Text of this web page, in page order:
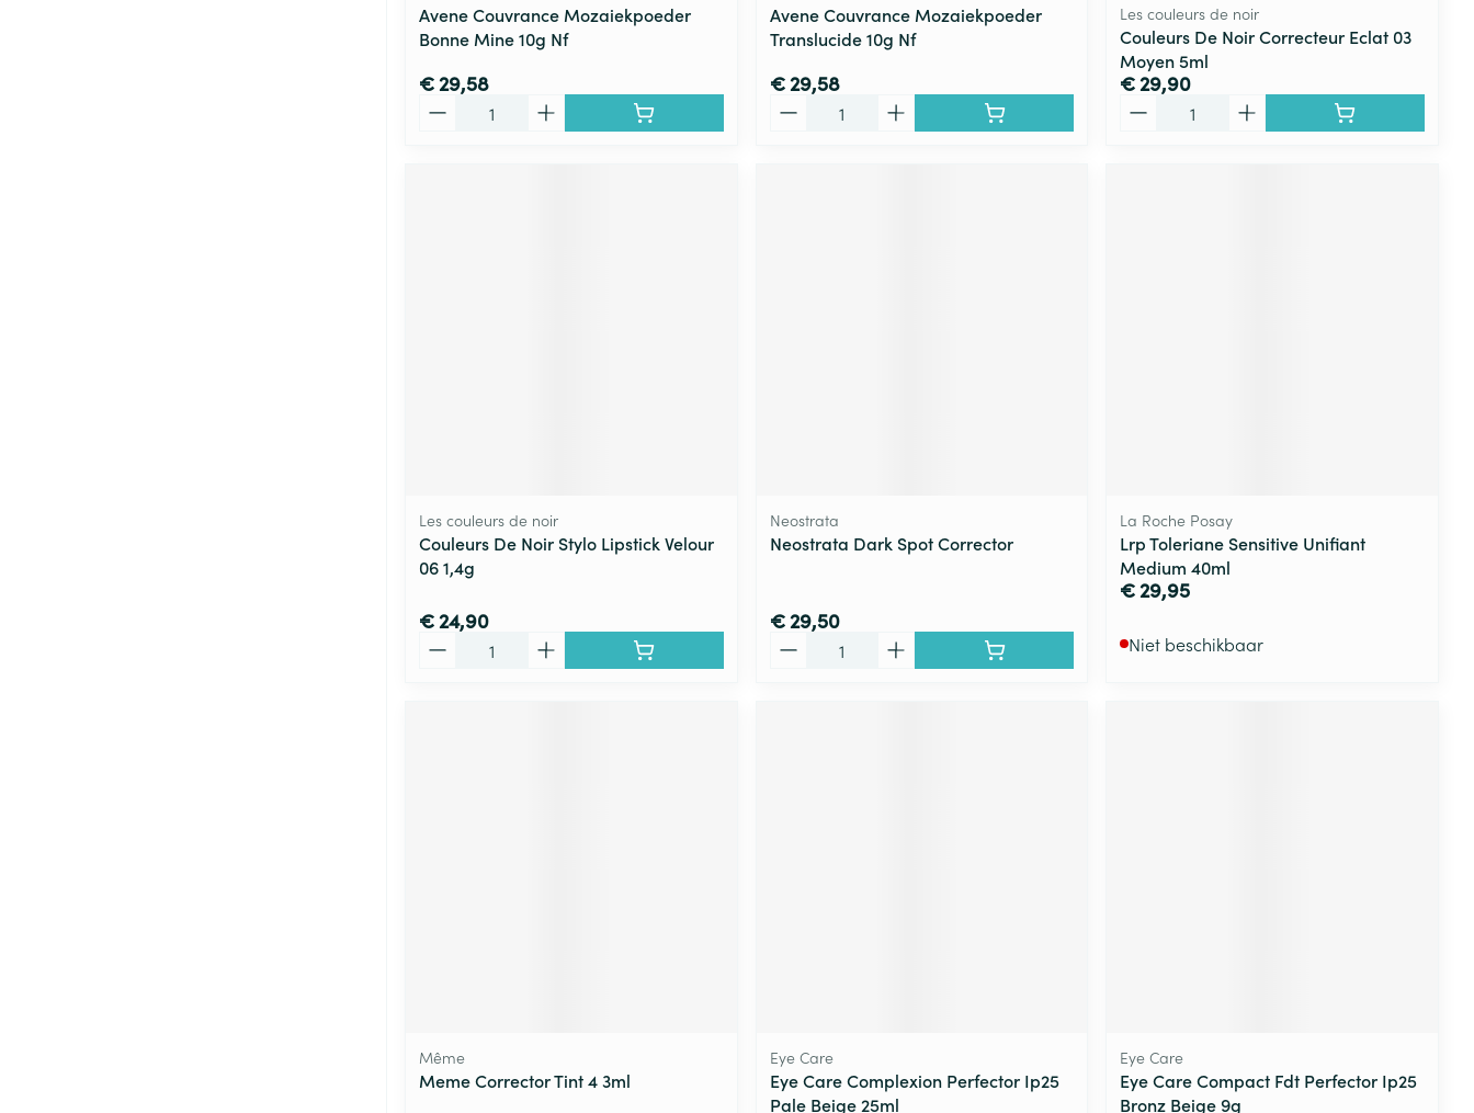
Avene Couvrance Mozaiekpoeder
Bonne Mine 10g Nf
€ 29,58
Avene Couvrance Mozaiekpoeder
Translucide 10g Nf
€ 29,58
Les couleurs de noir
Couleurs De Noir Correcteur Eclat 03
Moyen 5ml
€ 29,90
Les couleurs de noir
Couleurs De Noir Stylo Lipstick Velour
06 1,4g
€ 24,90
Neostrata
Neostrata Dark Spot Corrector
€ 29,50
La Roche Posay
Lrp Toleriane Sensitive Unifiant
Medium 40ml
€ 29,95
Niet beschikbaar
Même
Meme Corrector Tint 4 3ml
Eye Care
Eye Care Complexion Perfector Ip25
Pale Beige 25ml
Eye Care
Eye Care Compact Fdt Perfector Ip25
Bronz Beige 9g